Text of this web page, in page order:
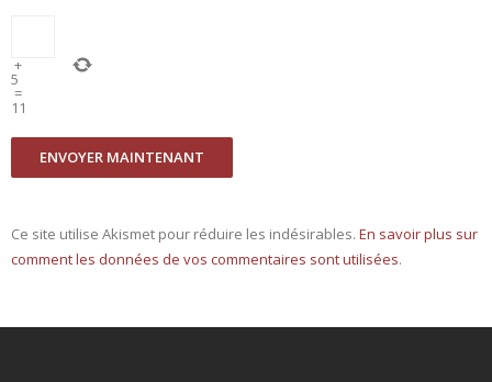
+
5
=
11
Ce site utilise Akismet pour réduire les indésirables. En savoir plus sur
comment les données de vos commentaires sont utilisées.